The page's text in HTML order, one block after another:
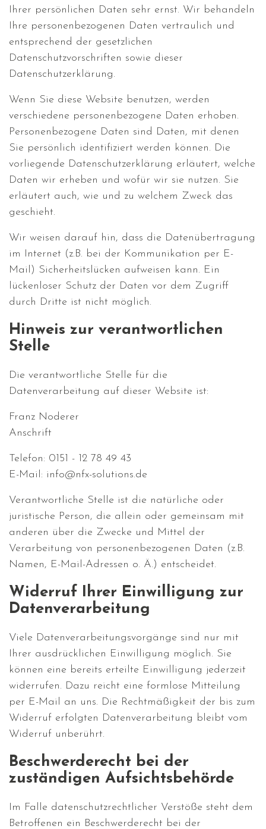
Ihrer persönlichen Daten sehr ernst. Wir behandeln
Ihre personenbezogenen Daten vertraulich und
entsprechend der gesetzlichen
Datenschutzvorschriften sowie dieser
Datenschutzerklärung.
Wenn Sie diese Website benutzen, werden
verschiedene personenbezogene Daten erhoben.
Personenbezogene Daten sind Daten, mit denen
Sie persönlich identifiziert werden können. Die
vorliegende Datenschutzerklärung erläutert, welche
Daten wir erheben und wofür wir sie nutzen. Sie
erläutert auch, wie und zu welchem Zweck das
geschieht.
Wir weisen darauf hin, dass die Datenübertragung
im Internet (z.B. bei der Kommunikation per E-
Mail) Sicherheitslücken aufweisen kann. Ein
lückenloser Schutz der Daten vor dem Zugriff
durch Dritte ist nicht möglich.
Hinweis zur verantwortlichen
Stelle
Die verantwortliche Stelle für die
Datenverarbeitung auf dieser Website ist:
Franz Noderer
Anschrift
Telefon: 0151 - 12 78 49 43
E-Mail: info@nfx-solutions.de
Verantwortliche Stelle ist die natürliche oder
juristische Person, die allein oder gemeinsam mit
anderen über die Zwecke und Mittel der
Verarbeitung von personenbezogenen Daten (z.B.
Namen, E-Mail-Adressen o. Ä.) entscheidet.
Widerruf Ihrer Einwilligung zur
Datenverarbeitung
Viele Datenverarbeitungsvorgänge sind nur mit
Ihrer ausdrücklichen Einwilligung möglich. Sie
können eine bereits erteilte Einwilligung jederzeit
widerrufen. Dazu reicht eine formlose Mitteilung
per E-Mail an uns. Die Rechtmäßigkeit der bis zum
Widerruf erfolgten Datenverarbeitung bleibt vom
Widerruf unberührt.
Beschwerderecht bei der
zuständigen Aufsichtsbehörde
Im Falle datenschutzrechtlicher Verstöße steht dem
Betroffenen ein Beschwerderecht bei der